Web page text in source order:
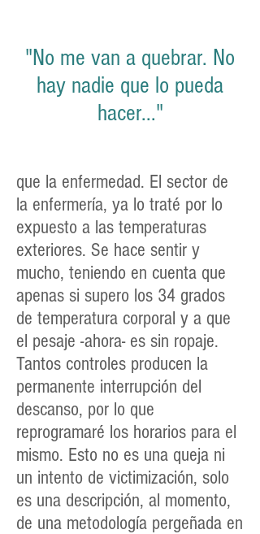
"No me van a quebrar. No
hay nadie que lo pueda
hacer..."
que la enfermedad. El sector de
la enfermería, ya lo traté por lo
expuesto a las temperaturas
exteriores. Se hace sentir y
mucho, teniendo en cuenta que
apenas si supero los 34 grados
de temperatura corporal y a que
el pesaje -ahora- es sin ropaje.
Tantos controles producen la
permanente interrupción del
descanso, por lo que
reprogramaré los horarios para el
mismo. Esto no es una queja ni
un intento de victimización, solo
es una descripción, al momento,
de una metodología pergeñada en